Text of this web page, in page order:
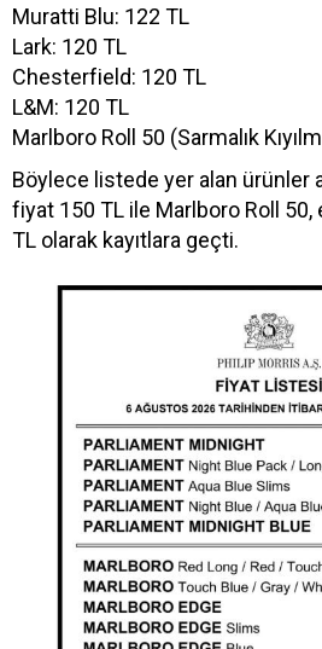
Muratti Blu: 122 TL
Lark: 120 TL
Chesterfield: 120 TL
L&M: 120 TL
Marlboro Roll 50 (Sarmalık
Böylece listede yer alan ürünler
fiyat 150 TL ile Marlboro Roll
TL olarak kayıtlara geçti.